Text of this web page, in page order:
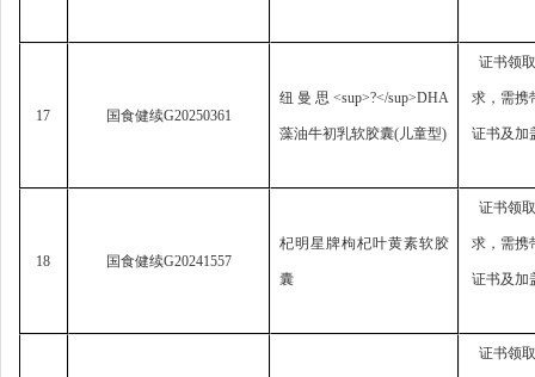
17 国食健续G20250361
纽曼思 <sup>?</sup>DHA
藻油牛初乳软胶囊(儿童型)
证书领
求， 需携
证书及加
18 国食健续G20241557
杞明星牌枸杞叶黄素软胶
囊
证书领
求， 需携
证书及加
证书领